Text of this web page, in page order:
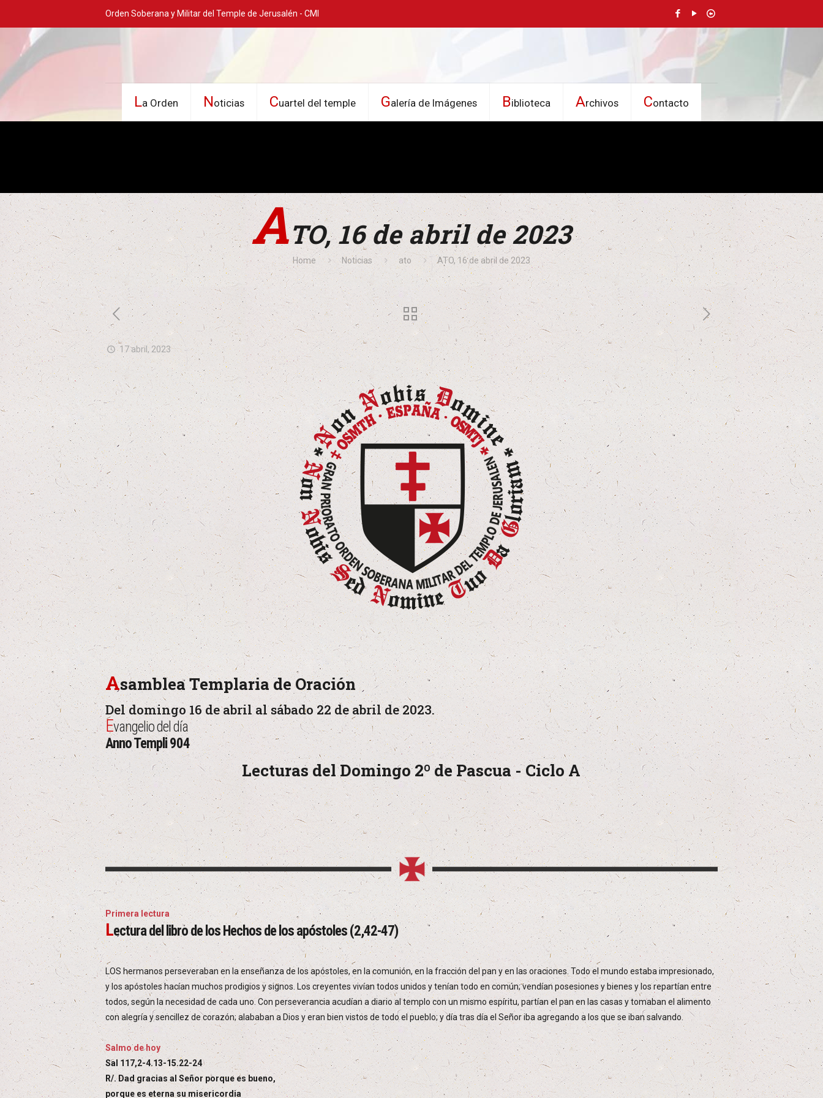
Orden Soberana y Militar del Temple de Jerusalén - CMI
La Orden Noticias Cuartel del temple Galería de Imágenes Biblioteca Archivos Contacto
ATO, 16 de abril de 2023
Home Noticias ato ATO, 16 de abril de 2023
17 abril, 2023
Asamblea Templaria de Oración
Del domingo 16 de abril al sábado 22 de abril de 2023.
Evangelio del día
Anno Templi 904
Lecturas del Domingo 2º de Pascua - Ciclo A
Primera lectura
Lectura del libro de los Hechos de los apóstoles (2,42-47)
LOS hermanos perseveraban en la enseñanza de los apóstoles, en la comunión, en la fracción del pan y en las oraciones. Todo el mundo estaba impresionado,
y los apóstoles hacían muchos prodigios y signos. Los creyentes vivían todos unidos y tenían todo en común; vendían posesiones y bienes y los repartían entre
todos, según la necesidad de cada uno. Con perseverancia acudían a diario al templo con un mismo espíritu, partían el pan en las casas y tomaban el alimento
con alegría y sencillez de corazón; alababan a Dios y eran bien vistos de todo el pueblo; y día tras día el Señor iba agregando a los que se iban salvando.
Salmo de hoy
Sal 117,2-4.13-15.22-24
R/. Dad gracias al Señor porque es bueno,
porque es eterna su misericordia